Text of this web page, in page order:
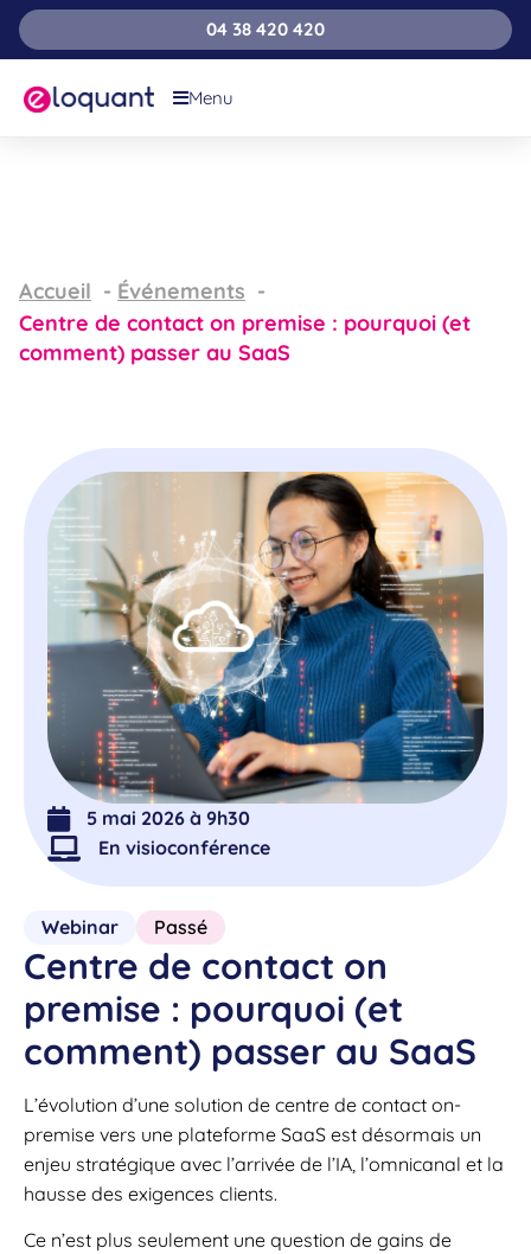
04 38 420 420
Menu
Accueil
Événements
Centre de contact on premise : pourquoi (et
comment) passer au SaaS
5 mai 2026 à 9h30
En visioconférence
Webinar Passé
Centre de contact on
premise : pourquoi (et
comment) passer au SaaS
L’évolution d’une solution de centre de contact on-
premise vers une plateforme SaaS est désormais un
enjeu stratégique avec l’arrivée de l’IA, l’omnicanal et la
hausse des exigences clients.
Ce n’est plus seulement une question de gains de